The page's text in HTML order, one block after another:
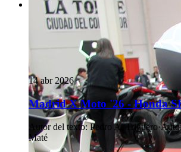
14 abr 2026
Madrid X Moto '26 - Honda
Autor del texto: Pedro A. Triguero·
Maté